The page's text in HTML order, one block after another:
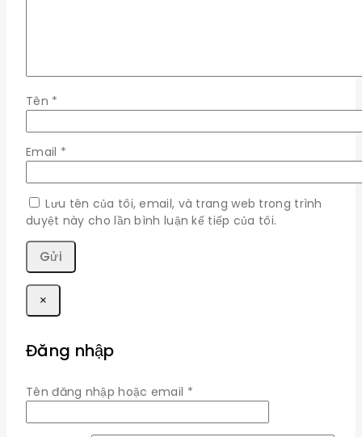
Tên *
Email *
Lưu tên của tôi, email, và trang web trong trình
duyệt này cho lần bình luận kế tiếp của tôi.
×
Đăng nhập
Tên đăng nhập hoặc email *Bắt